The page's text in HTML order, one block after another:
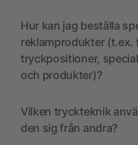
Hur kan jag beställa
reklamprodukter (t.ex.
tryckpositioner,
och produkter)?
Vilken tryckteknik
den sig från andra?